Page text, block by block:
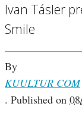
Ivan Tásler
Smile
By
KUULTUR COM
. Published on